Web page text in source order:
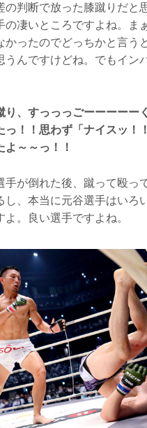
の判断で放った膝蹴りだと
の凄いところですよね。ま
かったのでどっちかと言う
うんですけどね。でもイン
り、すっっっごーーーーー
っ！！思わず「ナイスッ！
よ～～っ！！
手が倒れた後、蹴って殴っ
し、本当に元谷選手はいろ
よ。良い選手ですよね。